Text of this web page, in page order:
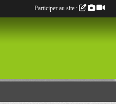
Participer au site :